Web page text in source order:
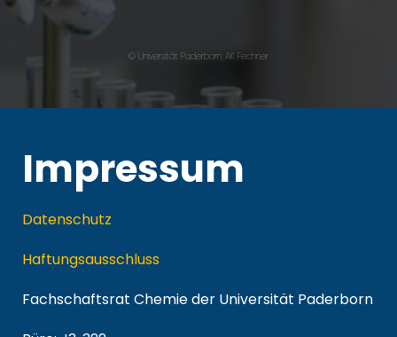
© Universität Paderborn, AK Fechner
Impressum
Datenschutz
Haftungsausschluss
Fachschaftsrat Chemie der Universität Paderborn